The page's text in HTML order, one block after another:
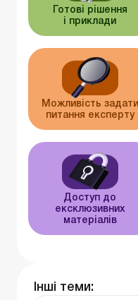
Готові рішення
і приклади
Можливість задати
питання експерту
Доступ до
ексклюзивних
матеріалів
Інші теми: